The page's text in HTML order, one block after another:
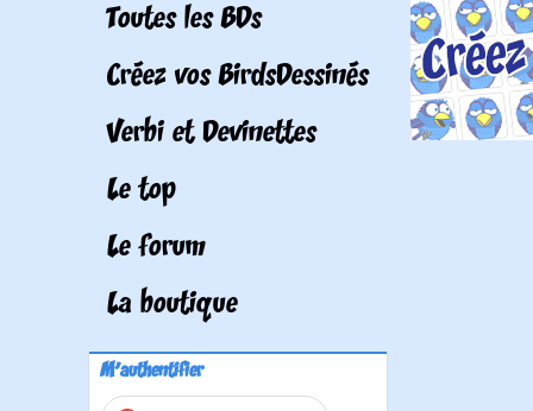
Toutes les BDs
Créez vos BirdsDessinés
Verbi et Devinettes
Le top
Le forum
La boutique
M'authentifier